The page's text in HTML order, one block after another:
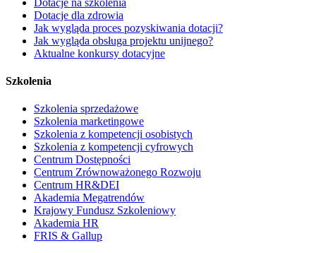
Dotacje dla zdrowia
Jak wygląda proces pozyskiwania dotacji?
Jak wygląda obsługa projektu unijnego?
Aktualne konkursy dotacyjne
Szkolenia
Szkolenia sprzedażowe
Szkolenia marketingowe
Szkolenia z kompetencji osobistych
Szkolenia z kompetencji cyfrowych
Centrum Dostępności
Centrum Zrównoważonego Rozwoju
Centrum HR&DEI
Akademia Megatrendów
Krajowy Fundusz Szkoleniowy
Akademia HR
FRIS & Gallup